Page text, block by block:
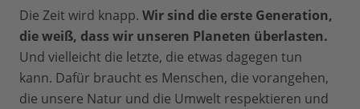
Die Zeit wird knapp. Wir sind die erste Generation,
die weiß, dass wir unseren Planeten überlasten.
Und vielleicht die letzte, die etwas dagegen tun
kann. Dafür braucht es Menschen, die vorangehen,
die unsere Natur und die Umwelt respektieren und